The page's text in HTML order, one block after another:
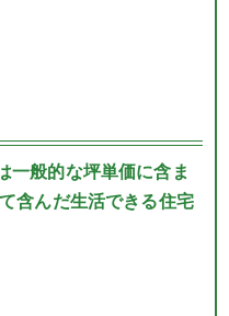
一般的な坪単価に含ま
含んだ生活できる住宅